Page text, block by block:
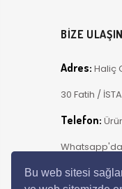
Bu web sitesi
BİZE ULAŞIN
Adres: Haliç
30 Fatih /
Telefon:
E-Posta: